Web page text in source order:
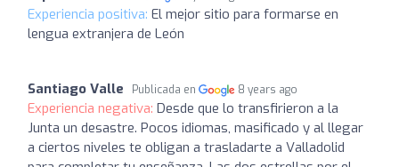
Experiencia positiva: El mejor sitio para formarse en
lengua extranjera de León
Santiago Valle Publicada en 8 years ago
Experiencia negativa: Desde que lo transfirieron a la
Junta un desastre. Pocos idiomas, masificado y al llegar
a ciertos niveles te obligan a trasladarte a Valladolid